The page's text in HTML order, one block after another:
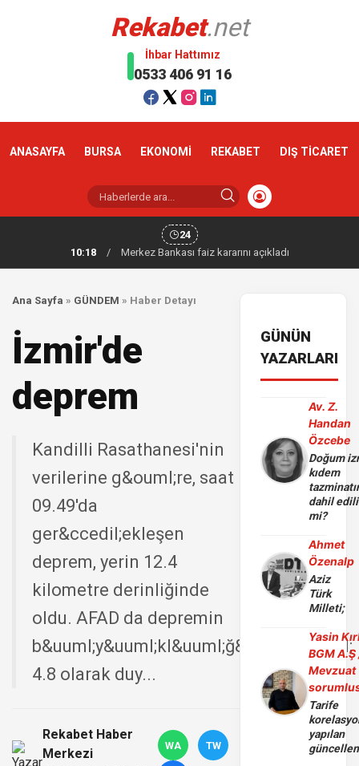
Rekabet.net
İhbar Hattımız
0533 406 91 16
ANASAYFA BURSA EKONOMİ REKABET DIŞ TİCARET
24
10:18
/ Merkez Bankası faiz kararını açıkladı
Ana Sayfa » GÜNDEM » Haber Detayı
İzmir'de
deprem
Kandilli Rasathanesi'nin
verilerine g&ouml;re, saat
09.49'da
ger&ccedil;ekleşen
deprem, yerin 12.4
kilometre derinliğinde
oldu. AFAD da depremin
b&uuml;y&uuml;kl&uuml;ğ&uuml;n&uuml;
4.8 olarak duy...
Rekabet Haber
Merkezi
WA TW
GÜNÜN
YAZARLARI
Av. Z.
Handan
Özcebe
Doğum
kıdem
dahil
mi?
Ahmet
Özenalp
Aziz
Türk
Milleti;
Yasin
BGM A.Ş
Mevzuat
Tarife
yapılan